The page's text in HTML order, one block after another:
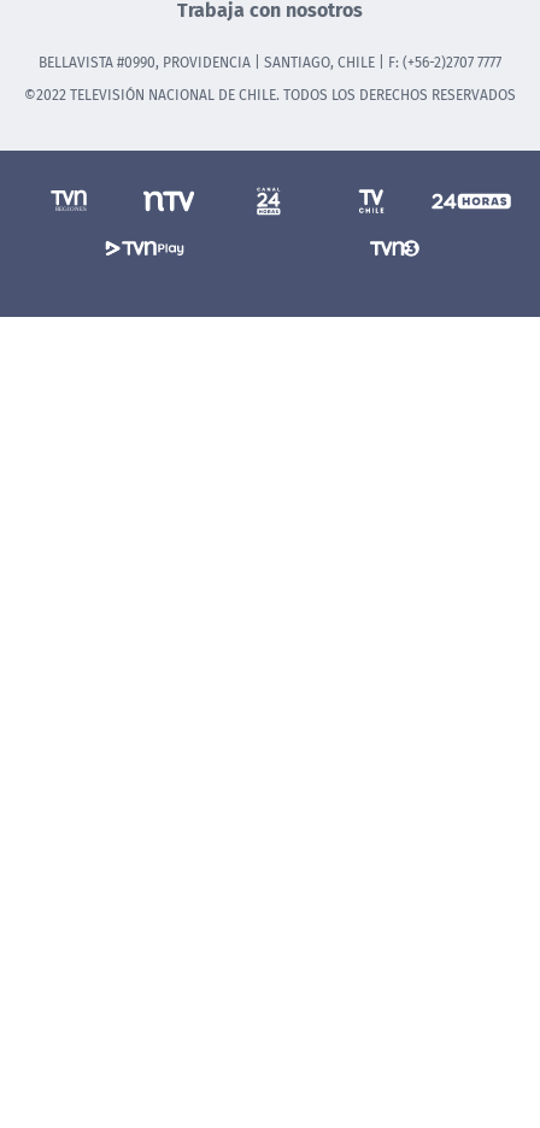
Trabaja con nosotros
BELLAVISTA #0990, PROVIDENCIA | SANTIAGO, CHILE | F: (+56-2)2707 7777
©2022 TELEVISIÓN NACIONAL DE CHILE. TODOS LOS DERECHOS RESERVADOS